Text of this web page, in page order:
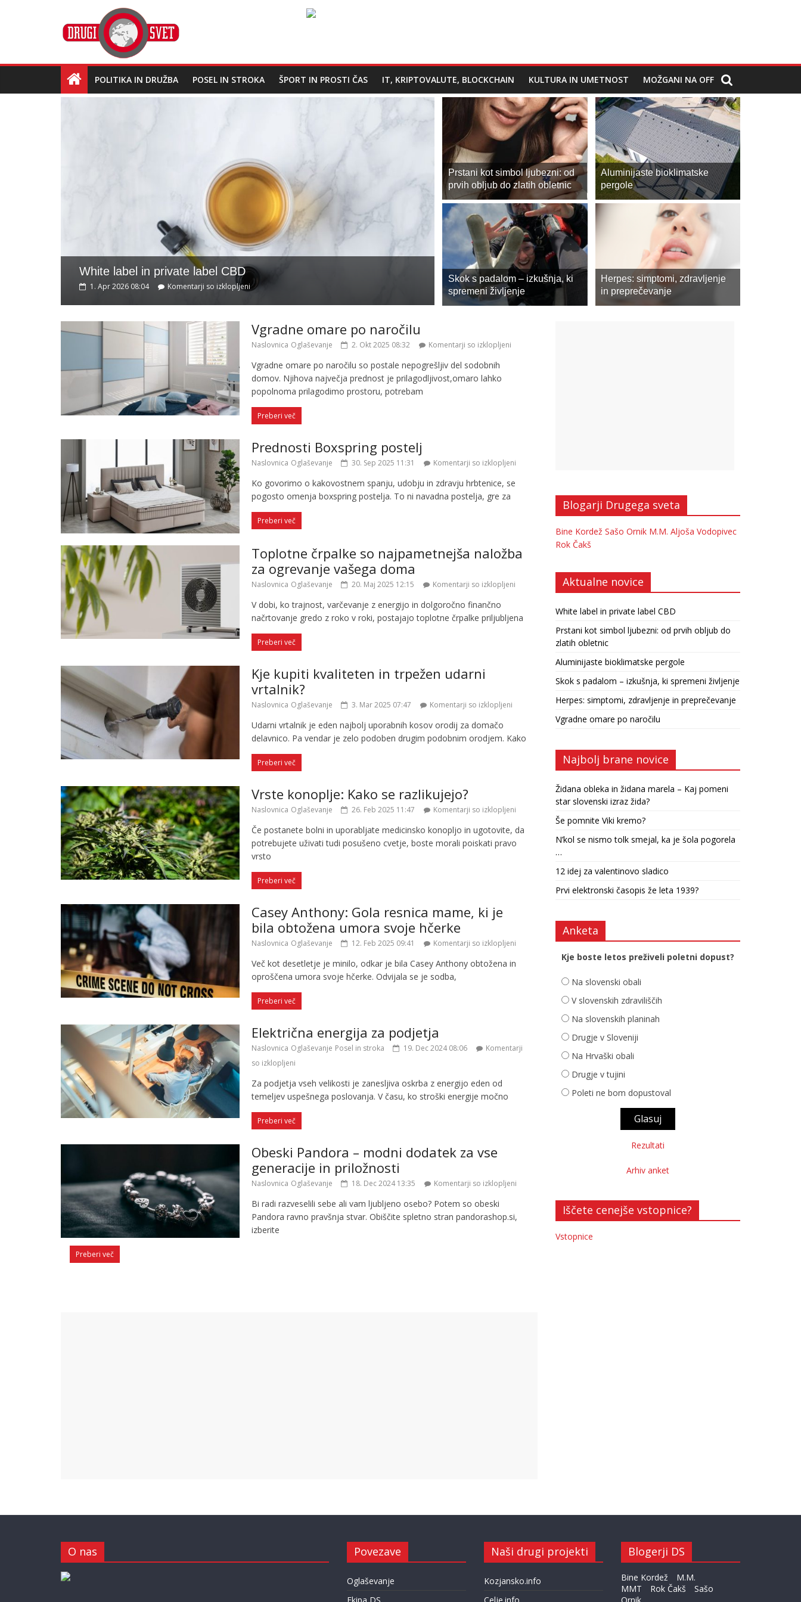
POLITIKA IN DRUŽBA POSEL IN STROKA ŠPORT IN PROSTI ČAS IT, KRIPTOVALUTE, BLOCKCHAIN KULTURA IN UMETNOST MOŽGANI NA OFF
White label in private label CBD
1. Apr 2026 08:04 Komentarji so izklopljeni
White label in private label CBD
1. Apr 2026 08:04 Komentarji so izklopljeni
Prstani kot simbol ljubezni: od
prvih obljub do zlatih obletnic
Aluminijaste bioklimatske
pergole
Skok s padalom – izkušnja, ki
spremeni življenje
Herpes: simptomi, zdravljenje
in preprečevanje
Vgradne omare po naročilu
Naslovnica Oglaševanje 2. Okt 2025 08:32 Komentarji so izklopljeni
Vgradne omare po naročilu so postale nepogrešljiv del sodobnih
domov. Njihova največja prednost je prilagodljivost,omaro lahko
popolnoma prilagodimo prostoru, potrebam
Preberi več
Prednosti Boxspring postelj
Naslovnica Oglaševanje 30. Sep 2025 11:31 Komentarji so izklopljeni
Ko govorimo o kakovostnem spanju, udobju in zdravju hrbtenice, se
pogosto omenja boxspring postelja. To ni navadna postelja, gre za
Preberi več
Toplotne črpalke so najpametnejša naložba
za ogrevanje vašega doma
Naslovnica Oglaševanje 20. Maj 2025 12:15 Komentarji so izklopljeni
V dobi, ko trajnost, varčevanje z energijo in dolgoročno finančno
načrtovanje gredo z roko v roki, postajajo toplotne črpalke priljubljena
Preberi več
Kje kupiti kvaliteten in trpežen udarni
vrtalnik?
Naslovnica Oglaševanje 3. Mar 2025 07:47 Komentarji so izklopljeni
Udarni vrtalnik je eden najbolj uporabnih kosov orodij za domačo
delavnico. Pa vendar je zelo podoben drugim podobnim orodjem. Kako
Preberi več
Vrste konoplje: Kako se razlikujejo?
Naslovnica Oglaševanje 26. Feb 2025 11:47 Komentarji so izklopljeni
Če postanete bolni in uporabljate medicinsko konopljo in ugotovite, da
potrebujete uživati tudi posušeno cvetje, boste morali poiskati pravo
vrsto
Preberi več
Casey Anthony: Gola resnica mame, ki je
bila obtožena umora svoje hčerke
Naslovnica Oglaševanje 12. Feb 2025 09:41 Komentarji so izklopljeni
Več kot desetletje je minilo, odkar je bila Casey Anthony obtožena in
oproščena umora svoje hčerke. Odvijala se je sodba,
Preberi več
Električna energija za podjetja
Naslovnica Oglaševanje Posel in stroka 19. Dec 2024 08:06
Komentarji
so izklopljeni
Za podjetja vseh velikosti je zanesljiva oskrba z energijo eden od
temeljev uspešnega poslovanja. V času, ko stroški energije močno
Preberi več
Obeski Pandora – modni dodatek za vse
generacije in priložnosti
Naslovnica Oglaševanje 18. Dec 2024 13:35 Komentarji so izklopljeni
Bi radi razveselili sebe ali vam ljubljeno osebo? Potem so obeski
Pandora ravno pravšnja stvar. Obiščite spletno stran pandorashop.si,
izberite
Preberi več
Blogarji Drugega sveta
Bine Kordež Sašo Ornik M.M. Aljoša Vodopivec
Rok Čakš
Aktualne novice
White label in private label CBD
Prstani kot simbol ljubezni: od prvih obljub do
zlatih obletnic
Aluminijaste bioklimatske pergole
Skok s padalom – izkušnja, ki spremeni življenje
Herpes: simptomi, zdravljenje in preprečevanje
Vgradne omare po naročilu
Najbolj brane novice
Židana obleka in židana marela – Kaj pomeni
star slovenski izraz žida?
Še pomnite Viki kremo?
N’kol se nismo tolk smejal, ka je šola pogorela
…
12 idej za valentinovo sladico
Prvi elektronski časopis že leta 1939?
Anketa
Kje boste letos preživeli poletni dopust?
Na slovenski obali
V slovenskih zdraviliščih
Na slovenskih planinah
Drugje v Sloveniji
Na Hrvaški obali
Drugje v tujini
Poleti ne bom dopustoval
Rezultati
Arhiv anket
Iščete cenejše vstopnice?
Vstopnice
O nas Povezave
Oglaševanje
Ekipa DS
Naši drugi projekti
Kozjansko.info
Celje.info
Blogerji DS
Bine Kordež
M.M.
MMT
Rok Čakš
Sašo
Ornik